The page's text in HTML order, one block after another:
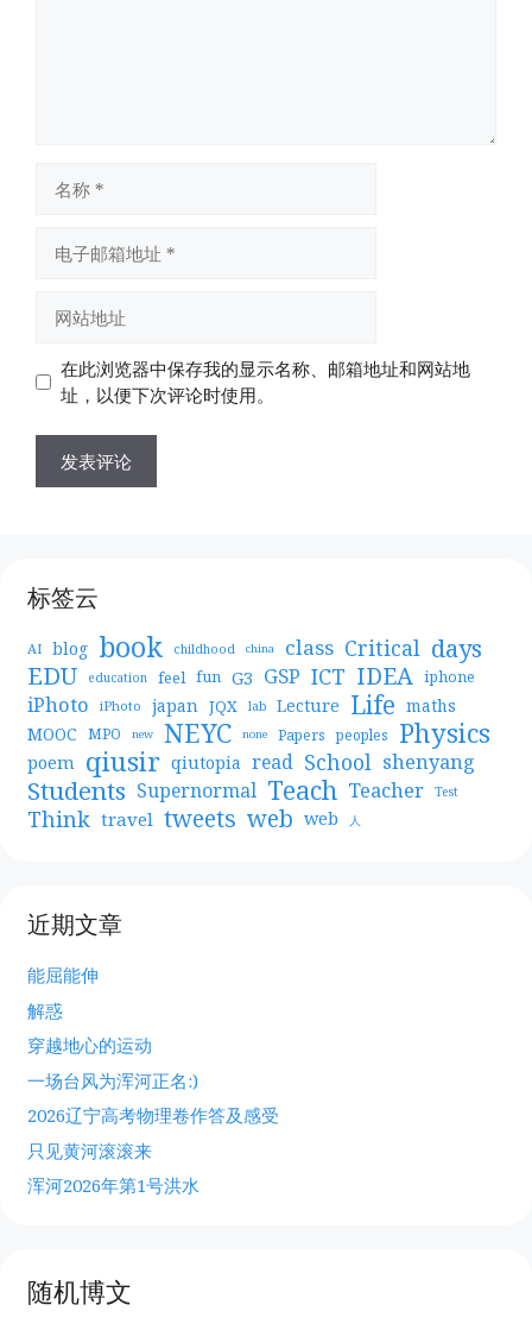
址
址
在此浏览器中保存我的显示名称、邮箱地址和网站地
址，以便下次评论时使用。
标签云
AI blog book childhood china class Critical days
EDU education feel fun G3 GSP ICT IDEA iphone
iPhoto iPhoto japan JQX lab Lecture Life maths
MOOC MPO new NEYC none Papers peoples Physics
poem qiusir qiutopia read School shenyang
Students Supernormal Teach Teacher Test
Think travel tweets web web 人
近期文章
能屈能伸
解惑
穿越地心的运动
一场台风为浑河正名:)
2026辽宁高考物理卷作答及感受
只见黄河滚滚来
浑河2026年第1号洪水
随机博文